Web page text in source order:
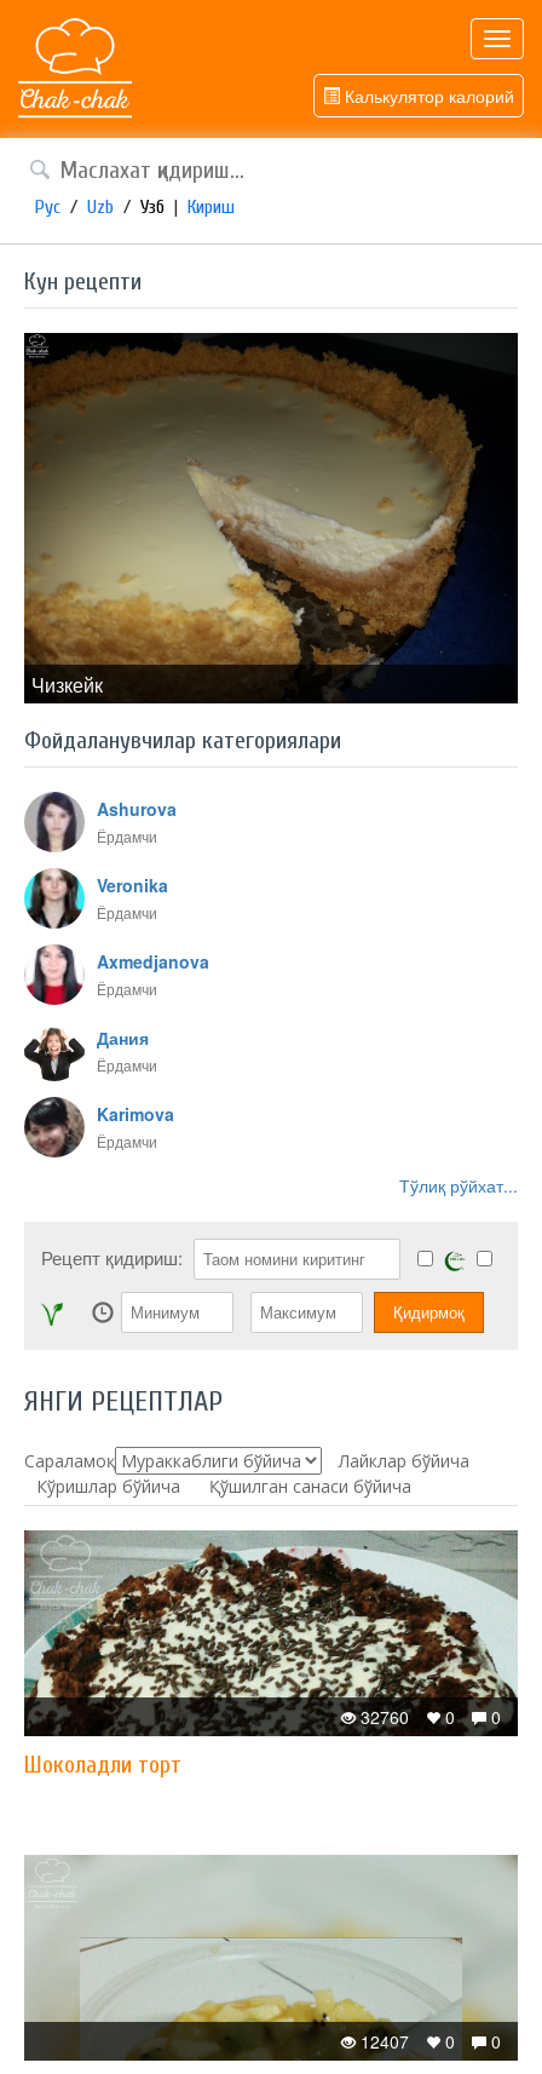
Калькулятор калорий
Рус / Uzb / Узб | Кириш
Кун рецепти
Чизкейк
Фойдаланувчилар категориялари
Ashurova
Ёрдамчи
Veronika
Ёрдамчи
Axmedjanova
Ёрдамчи
Дания
Ёрдамчи
Karimova
Ёрдамчи
Тўлиқ рўйхат...
Рецепт қидириш:
ЯНГИ РЕЦЕПТЛАР
Сараламоқ:
Лайклар бўйича
Кўришлар бўйича
Қўшилган санаси бўйича
0
0
32760
Шоколадли торт
0
0
12407